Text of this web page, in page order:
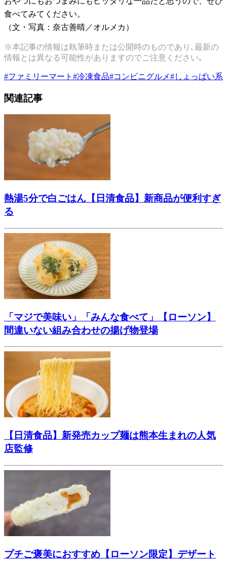
食べてみてください。
（文・写真：奈古善晴／オルメカ）
※本記事の情報は執筆時または公開時のものであり､最新の
情報とは異なる可能性がありますのでご注意ください｡
#ファミリーマート #冷凍食品#コンビニグルメ#しょっぱい系
関連記事
熱湯5分で白ごはん【日清食品】新商品が便利すぎ
る
「マジで美味い」「みんな食べて」【ローソン】
間違いない組み合わせの揚げ物登場
【日清食品】新発売カップ麺は熊本生まれの人気
店監修
プチご褒美におすすめ【ローソン限定】デザート